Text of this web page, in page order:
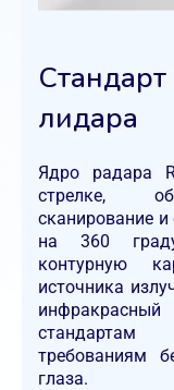
лидара
Ядро радара
стрелке,
сканирование
на 360
контурную
источника
инфракрасный
стандартам
требованиям
глаза.